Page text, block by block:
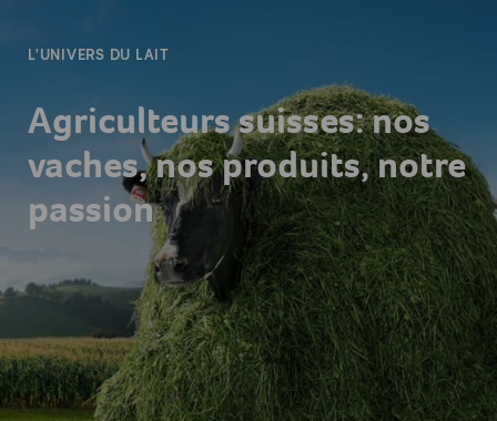
L'UNIVERS DU LAIT
Agriculteurs suisses: nos
vaches, nos produits, notre
passion